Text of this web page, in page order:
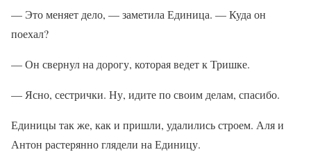
— Это меняет дело, — заметила Единица. — Куда он
поехал?
— Он свернул на дорогу, которая ведет к Тришке.
— Ясно, сестрички. Ну, идите по своим делам, спасибо.
Единицы так же, как и пришли, удалились строем. Аля и
Антон растерянно глядели на Единицу.